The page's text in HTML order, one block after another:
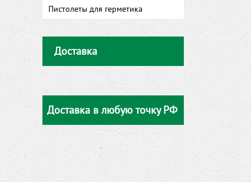
Пистолеты для герметика
Доставка
Доставка в любую точку РФ